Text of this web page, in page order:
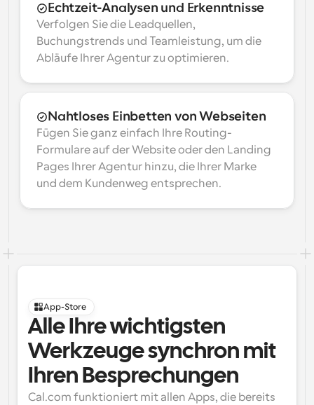
Echtzeit-Analysen und Erkenntnisse
Verfolgen Sie die Leadquellen,
Buchungstrends und Teamleistung, um die
Abläufe Ihrer Agentur zu optimieren.
Nahtloses Einbetten von Webseiten
Fügen Sie ganz einfach Ihre Routing-
Formulare auf der Website oder den Landing
Pages Ihrer Agentur hinzu, die Ihrer Marke
und dem Kundenweg entsprechen.
App-Store
Alle Ihre wichtigsten
Werkzeuge synchron mit
Ihren Besprechungen
Cal.com funktioniert mit allen Apps, die bereits